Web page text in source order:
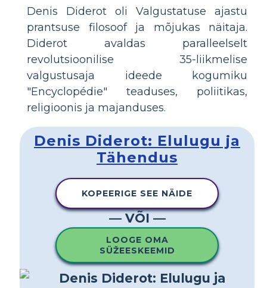
Denis Diderot oli Valgustatuse ajastu
prantsuse filosoof ja mõjukas näitaja.
Diderot avaldas paralleelselt
revolutsioonilise 35-liikmelise
valgustusaja ideede kogumiku
"Encyclopédie" teaduses, poliitikas,
religioonis ja majanduses.
Denis Diderot: Elulugu ja
Tähendus
KOPEERIGE SEE NÄIDE
— VÕI —
LOOGE OMA
SÜŽEESKEEMID